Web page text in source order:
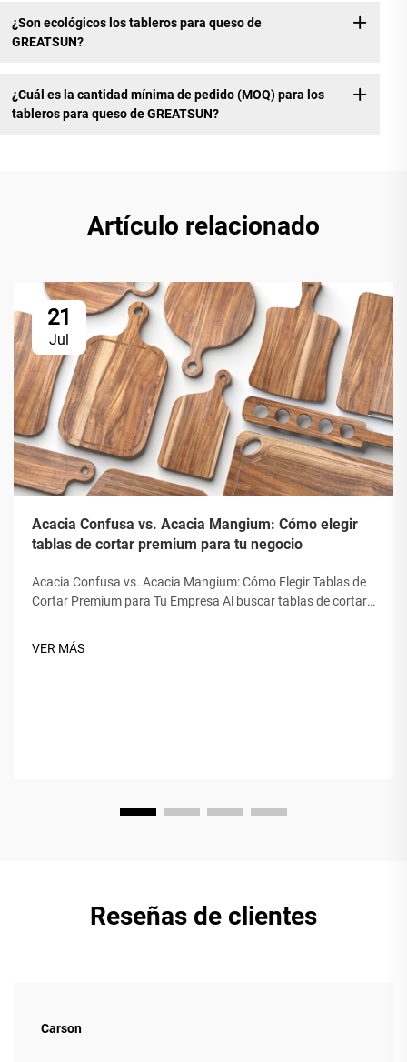
¿Son ecológicos los tableros para queso de
GREATSUN?
¿Cuál es la cantidad mínima de pedido (MOQ) para los
tableros para queso de GREATSUN?
Artículo relacionado
21
Jul
Acacia Confusa vs. Acacia Mangium: Cómo elegir
tablas de cortar premium para tu negocio
Acacia Confusa vs. Acacia Mangium: Cómo Elegir Tablas de
Cortar Premium para Tu Empresa Al buscar tablas de cortar
belleza y durabilidad. Pero no toda la Acacia es igual. El
mercado a menudo confunde...
VER MÁS
Reseñas de clientes
Carson